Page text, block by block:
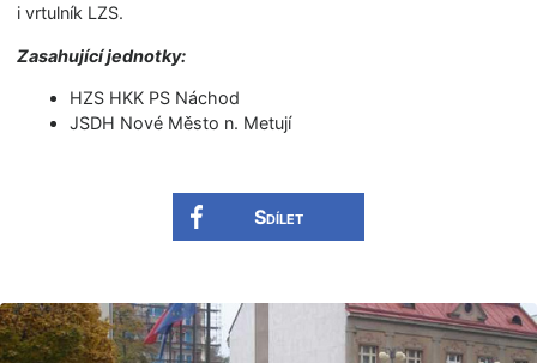
i vrtulník LZS.
Zasahující jednotky:
HZS HKK PS Náchod
JSDH Nové Město n. Metují
Sdílet